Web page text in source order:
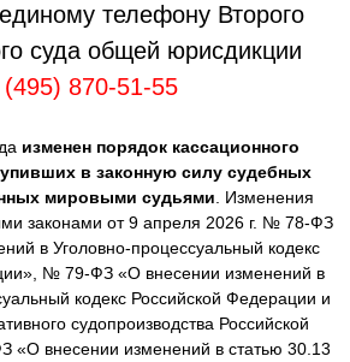
телефону Второго
суда общей юрисдикции
(495) 870-51-55
изменен порядок кассационного
в законную силу судебных
мировыми судьями . Изменения
законами от 9 апреля 2026 г. № 78-ФЗ
в Уголовно-процессуальный кодекс
№ 79-ФЗ «О внесении изменений в
кодекс Российской Федерации и
судопроизводства Российской
внесении изменений в статью 30.13